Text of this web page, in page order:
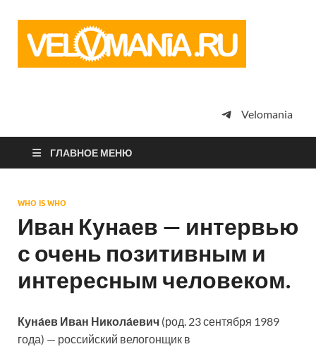
просто
Velomania
ГЛАВНОЕ МЕНЮ
WHO IS WHO
Иван Кунаев — интервью
с очень позитивным и
интересным человеком.
Куна́ев Иван Никола́евич (род. 23 сентября 1989
года) — российский велогонщик в